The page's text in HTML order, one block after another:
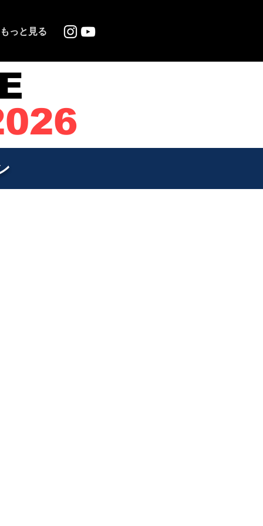
もっと見る